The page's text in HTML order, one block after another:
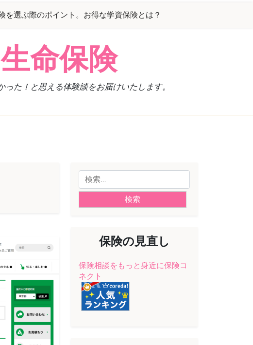
を選ぶ際のポイント。お得な学資保険とは？
命保険
た！と思える体験談をお届けいたします。
検
索:
保険の見直し
保険相談をもっと身近に保険コ
ネクト